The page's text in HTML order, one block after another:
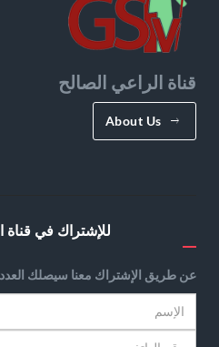
قناة الراعي الصالح
About Us
للإشتراك في قناة
عن طريق الإشتراك معنا سيصلك العدد